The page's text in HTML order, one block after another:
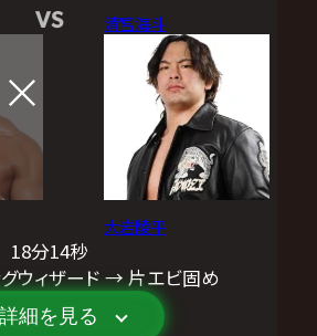
VS 清宮海斗
大岩陵平
18分14秒
ウィザード → 片エビ固め
詳細を見る